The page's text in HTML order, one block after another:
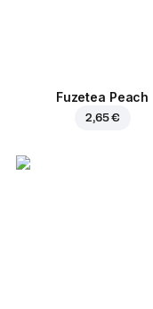
Fuzetea Peach
2,65 €